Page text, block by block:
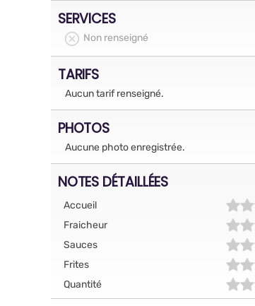
SERVICES
Non renseigné
TARIFS
Aucun tarif renseigné.
PHOTOS
Aucune photo enregistrée.
NOTES DÉTAILLÉES
Accueil
Fraicheur
Sauces
Frites
Quantité